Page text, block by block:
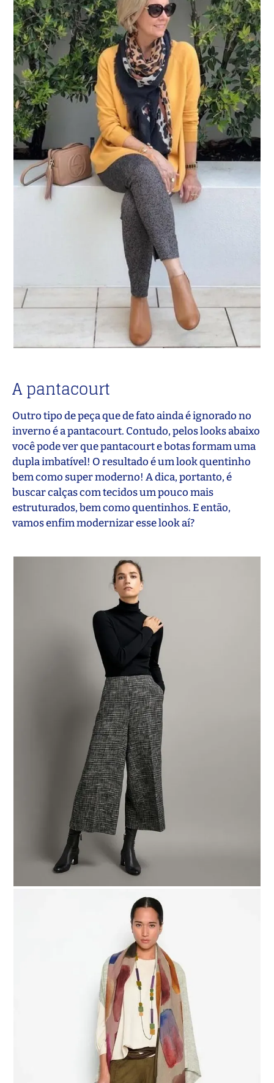
A pantacourt
Outro tipo de peça que de fato ainda é ignorado no
inverno é a pantacourt. Contudo, pelos looks abaixo
você pode ver que pantacourt e botas formam uma
dupla imbatível! O resultado é um look quentinho
bem como super moderno! A dica, portanto, é
buscar calças com tecidos um pouco mais
estruturados, bem como quentinhos. E então,
vamos enfim modernizar esse look aí?